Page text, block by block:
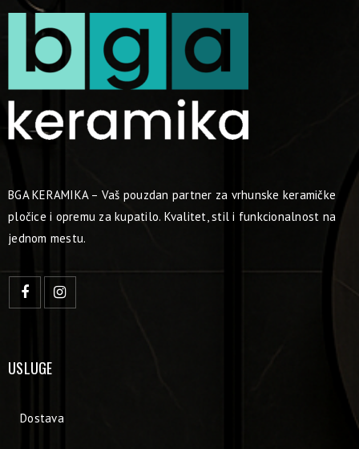
BGA KERAMIKA – Vaš pouzdan partner za vrhunske keramičke
pločice i opremu za kupatilo. Kvalitet, stil i funkcionalnost na
jednom mestu.
USLUGE
Dostava